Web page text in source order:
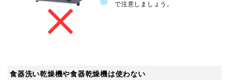
で注意しましょう。
食器洗い乾燥機や食器乾燥機は使わない